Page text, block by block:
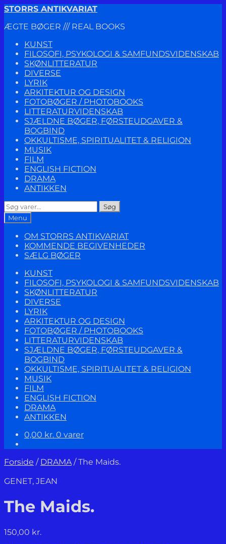
Spring
navigation
Spring
indhold
STORRS ANTIKVARIAT
ÆGTE BØGER /// REAL BOOKS
KUNST
FILOSOFI, PSYKOLOGI & SAMFUNDSVIDENSKAB
SKØNLITTERATUR
DIVERSE
LYRIK
ARKITEKTUR OG DESIGN
FOTOBØGER / PHOTOBOOKS
LITTERATURVIDENSKAB
SJÆLDNE BØGER, FØRSTEUDGAVER &
BOGBIND
OKKULTISME, SPIRITUALITET & RELIGION
MUSIK
FILM
ENGLISH FICTION
DRAMA
ANTIKKEN
Søg
efter:
Søg
Menu
OM STORRS ANTIKVARIAT
KOMMENDE BEGIVENHEDER
SÆLG BØGER
KUNST
FILOSOFI, PSYKOLOGI & SAMFUNDSVIDENSKAB
SKØNLITTERATUR
DIVERSE
LYRIK
ARKITEKTUR OG DESIGN
FOTOBØGER / PHOTOBOOKS
LITTERATURVIDENSKAB
SJÆLDNE BØGER, FØRSTEUDGAVER &
BOGBIND
OKKULTISME, SPIRITUALITET & RELIGION
MUSIK
FILM
ENGLISH FICTION
DRAMA
ANTIKKEN
0,00 kr. 0 varer
Forside / DRAMA/The Maids.
GENET, JEAN
The Maids.
150,00 kr.